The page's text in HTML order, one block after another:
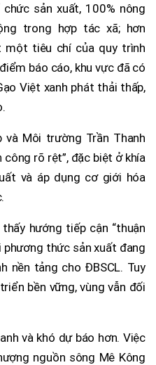
sản xuất, 100% nông
trong hợp tác xã; hơn
một tiêu chí của quy trình
báo cáo, khu vực đã có
Việt xanh phát thải thấp,
và Môi trường Trần Thanh
công rõ rệt”, đặc biệt ở khía
và áp dụng cơ giới hóa
hướng tiếp cận “thuận
thức sản xuất đang
nền tảng cho ĐBSCL. Tuy
bền vững, vùng vẫn đối
và khó dự báo hơn. Việc
nguồn sông Mê Kông